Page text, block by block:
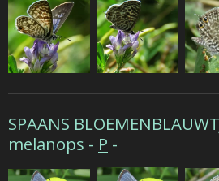
SPAANS
melanops - P -